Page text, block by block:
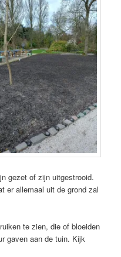
gezet of zijn uitgestrooid.
er allemaal uit de grond zal
te zien, die of bloeiden
gaven aan de tuin. Kijk